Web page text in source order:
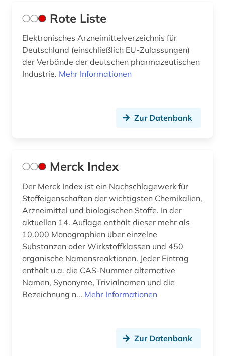
Rote Liste
Elektronisches Arzneimittelverzeichnis für
Deutschland (einschließlich EU-Zulassungen)
der Verbände der deutschen pharmazeutischen
Industrie. Mehr Informationen
Zur Datenbank
Merck Index
Der Merck Index ist ein Nachschlagewerk für
Stoffeigenschaften der wichtigsten Chemikalien,
Arzneimittel und biologischen Stoffe. In der
aktuellen 14. Auflage enthält dieser mehr als
10.000 Monographien über einzelne
Substanzen oder Wirkstoffklassen und 450
organische Namensreaktionen. Jeder Eintrag
enthält u.a. die CAS-Nummer alternative
Namen, Synonyme, Trivialnamen und die
Bezeichnung n... Mehr Informationen
Zur Datenbank